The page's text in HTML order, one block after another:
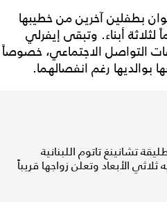
بطفلين آخرين من خطيبها
أبناء. وتبقى إيفرلي
التواصل الاجتماعي، خصوصاً
بوالديها رغم انفصالهما.
تشانينغ تاتوم اللبنانية
ثلاثي الأبعاد وتعلن زواجها قريباً